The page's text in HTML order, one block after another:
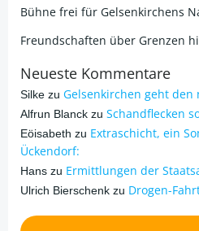
Bühne frei für Gelsenkirchens
Freundschaften über Grenzen
Neueste Kommentare
Silke zu Gelsenkirchen geht den
Alfrun Blanck zu Schandflecken
Eöisabeth zu Extraschicht, ein
Ückendorf:
Hans zu Ermittlungen der
Ulrich Bierschenk zu Drogen-